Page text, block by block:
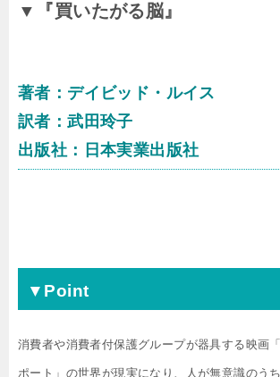
▼『買いたがる脳』
著者：デイビッド・ルイス
訳者：武田玲子
出版社：日本実業出版社
▼Point
消費者や消費者付保護グループが器具する映画
ポート」の世界が現実になり、人が無意識のう